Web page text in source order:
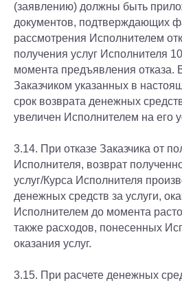
(заявлению) должны быть
документов, подтверждающих
рассмотрения Исполнителем
получения услуг Исполнителя
момента предъявления отказа.
Заказчиком указанных в
срок возврата денежных
увеличен Исполнителем на его
3.14. При отказе Заказчика от
Исполнителя, возврат
услуг/Курса Исполнителя
денежных средств за услуги,
Исполнителем до момента
также расходов, понесенных
оказания услуг.
3.15. При расчете денежных